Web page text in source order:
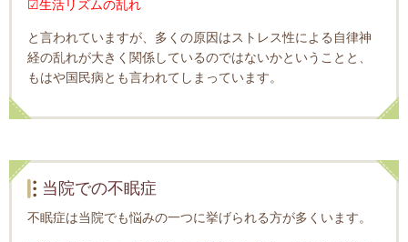
☑生活リズムの乱れ
と言われていますが、多くの原因はストレス性による自律神
経の乱れが大きく関係しているのではないかということと、
もはや国民病とも言われてしまっています。
当院での不眠症
不眠症は当院でも悩みの一つに挙げられる方が多くいます。